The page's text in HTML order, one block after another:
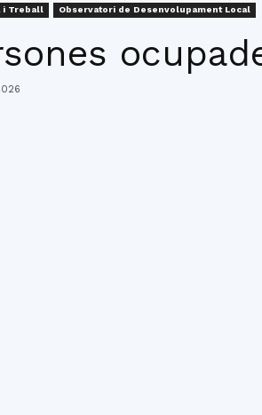
i Treball Observatori de Desenvolupament Local